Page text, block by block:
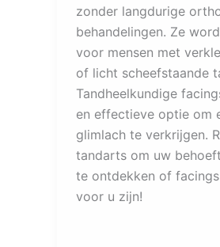
zonder langdurige
behandelingen. Ze
voor mensen met
of licht scheefstaande
Tandheelkundige
en effectieve optie om
glimlach te verkrijgen.
tandarts om uw
te ontdekken of
voor u zijn!